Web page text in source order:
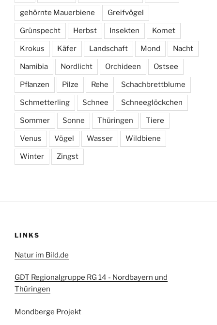
gehörnte Mauerbiene Greifvögel
Grünspecht Herbst Insekten Komet
Krokus Käfer Landschaft Mond Nacht
Namibia Nordlicht Orchideen Ostsee
Pflanzen Pilze Rehe Schachbrettblume
Schmetterling Schnee Schneeglöckchen
Sommer Sonne Thüringen Tiere
Venus Vögel Wasser Wildbiene
Winter Zingst
LINKS
Natur im Bild.de
GDT Regionalgruppe RG 14 - Nordbayern und
Thüringen
Mondberge Projekt